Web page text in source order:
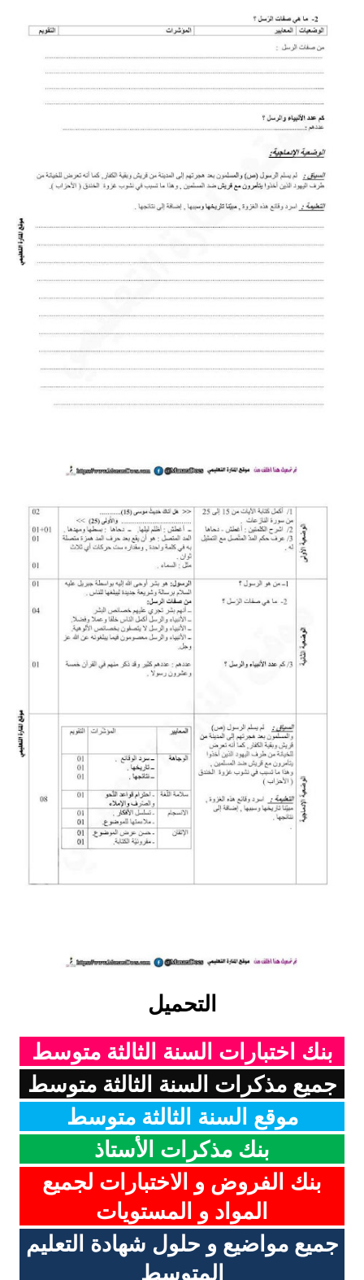
بحوث اللغة الانجليزية
بحوث في مجالات اخرى
التحميل
بنك اختبارات السنة الثالثة متوسط
جميع مذكرات السنة الثالثة متوسط
موقع السنة الثالثة متوسط
بنك مذكرات الأستاذ
بنك الفروض و الاختبارات لجميع
المواد و المستويات
جميع مواضيع و حلول شهادة التعليم
المتوسط